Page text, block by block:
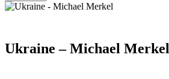
Ukraine – Michael Merkel